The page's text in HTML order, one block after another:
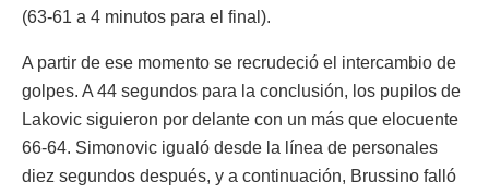
(63-61 a 4 minutos para el final).
A partir de ese momento se recrudeció el intercambio de
golpes. A 44 segundos para la conclusión, los pupilos de
Lakovic siguieron por delante con un más que elocuente
66-64. Simonovic igualó desde la línea de personales
diez segundos después, y a continuación, Brussino falló